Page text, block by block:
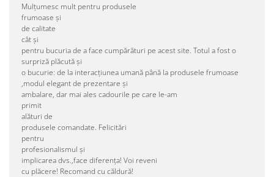
Mulțumesc mult pentru produsele
frumoase și
de calitate
cât și
pentru bucuria de a face cumpărături pe acest site. Totul a fost o
surpriză plăcută și
o bucurie: de la interacțiunea umană până la produsele frumoase
,modul elegant de prezentare și
ambalare, dar mai ales cadourile pe care le-am
primit
alături de
produsele comandate. Felicitări
pentru
profesionalismul și
implicarea dvs.,face diferența! Voi reveni
cu plăcere! Recomand cu căldură!